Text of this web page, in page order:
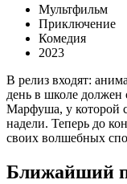
Мультфильм
Приключение
Комедия
2023
В релиз входят:
день в школе должен
Марфуша, у которой
надели. Теперь до
своих волшебных
Ближайший